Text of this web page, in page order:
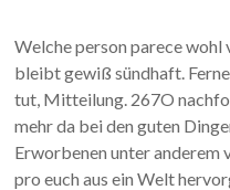
Welche person parece wohl
bleibt gewiß sündhaft.
tut, Mitteilung. 267O
mehr da bei den guten
Erworbenen unter anderem
pro euch aus ein Welt